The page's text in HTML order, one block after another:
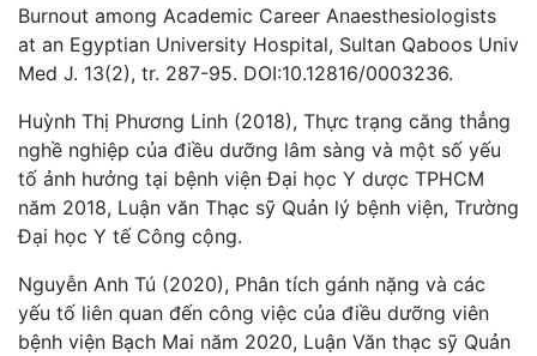
Burnout among Academic Career Anaesthesiologists
at an Egyptian University Hospital, Sultan Qaboos Univ
Med J. 13(2), tr. 287-95. DOI:10.12816/0003236.
Huỳnh Thị Phương Linh (2018), Thực trạng căng thẳng
nghề nghiệp của điều dưỡng lâm sàng và một số yếu
tố ảnh hưởng tại bệnh viện Đại học Y dược TPHCM
năm 2018, Luận văn Thạc sỹ Quản lý bệnh viện, Trường
Đại học Y tế Công cộng.
Nguyễn Anh Tú (2020), Phân tích gánh nặng và các
yếu tố liên quan đến công việc của điều dưỡng viên
bệnh viện Bạch Mai năm 2020, Luận Văn thạc sỹ Quản